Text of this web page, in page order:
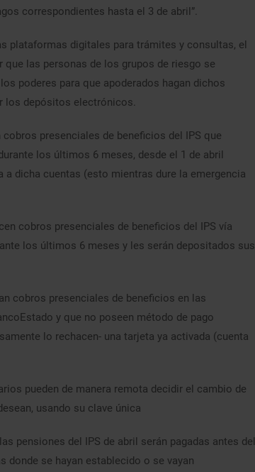
correspondientes hasta el 3 de abril”.
plataformas digitales para trámites y consultas, el
las personas de los grupos de riesgo se
poderes para que apoderados hagan dichos
los depósitos electrónicos.
presenciales de beneficios del IPS que
los últimos 6 meses, desde el 1 de abril
dicha cuentas (esto mientras dure la emergencia
cobros presenciales de beneficios del IPS vía
los últimos 6 meses y les serán depositados sus
cobros presenciales de beneficios en las
y que no poseen método de pago
lo rechacen- una tarjeta ya activada (cuenta
pueden de manera remota decidir el cambio de
usando su clave única
pensiones del IPS de abril serán pagadas antes del
donde se hayan establecido o se vayan